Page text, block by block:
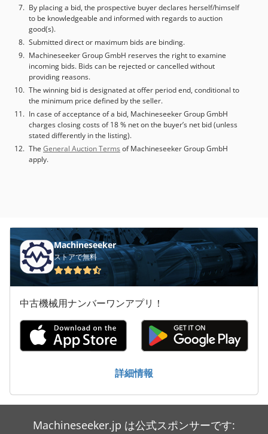
By placing a bid, the prospective buyer declares herself/himself
to be knowledgeable and informed with regards to auction
good(s).
Submitted direct or maximum bids are binding.
Machineseeker Group GmbH reserves the right to examine
incoming bids. Bids can be rejected or cancelled without
providing reasons.
The winning bid is designated at offer period end, conditional to
the minimum price defined by the seller.
In case of acceptance of a bid, Machineseeker Group GmbH
charges closing costs of 18 % net on the buyer’s net bid (unless
stated differently in the listing).
The General Auction Terms of Machineseeker Group GmbH
apply.
Machineseeker
ストアで無料
中古機械用ナンバーワンアプリ！
詳細情報
Machineseeker.jp は公式スポンサーです: